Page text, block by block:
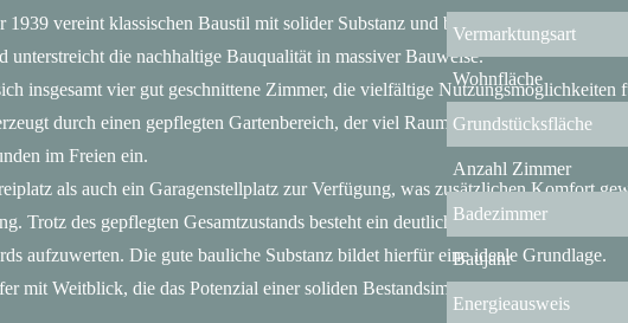
1939 vereint klassischen Baustil mit solider Substanz und bietet eine
unterstreicht die nachhaltige Bauqualität in massiver Bauweise.
insgesamt vier gut geschnittene Zimmer, die vielfältige Nutzungsmöglichkeiten
durch einen gepflegten Gartenbereich, der viel Raum für Erholung,
im Freien ein.
als auch ein Garagenstellplatz zur Verfügung, was zusätzlichen Komfort
Trotz des gepflegten Gesamtzustands besteht ein deutlicher
aufzuwerten. Die gute bauliche Substanz bildet hierfür eine ideale Grundlage.
mit Weitblick, die das Potenzial einer soliden Bestandsimmobilie erkennen
Vermarktungsart
Wohnfläche
Grundstücksfläche
Anzahl Zimmer
Badezimmer
Baujahr
Energieausweis